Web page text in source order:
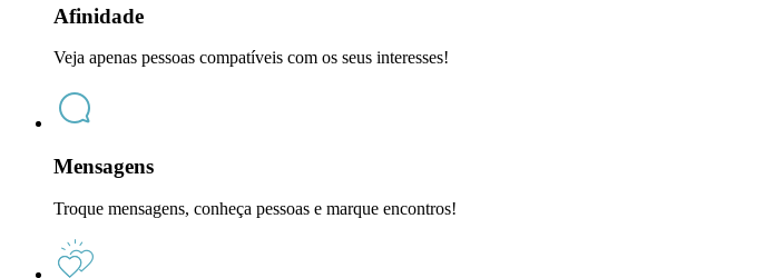
Afinidade
Veja apenas pessoas compatíveis com os seus interesses!
Mensagens
Troque mensagens, conheça pessoas e marque encontros!